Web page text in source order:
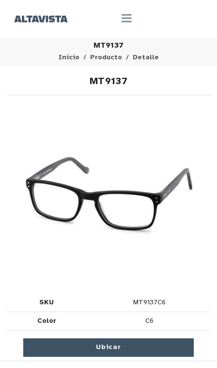
MT9137
Inicio Producto Detalle
MT9137
SKU MT9137C6
Color C6
Ubicar